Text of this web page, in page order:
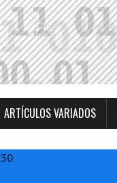
ARTÍCULOS VARIADOS
30